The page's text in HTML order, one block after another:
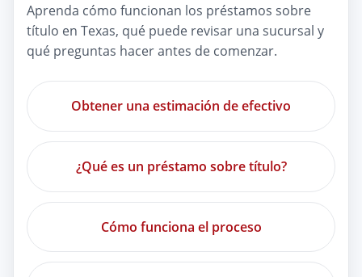
Aprenda cómo funcionan los préstamos sobre
título en Texas, qué puede revisar una sucursal y
qué preguntas hacer antes de comenzar.
Obtener una estimación de efectivo
¿Qué es un préstamo sobre título?
Cómo funciona el proceso